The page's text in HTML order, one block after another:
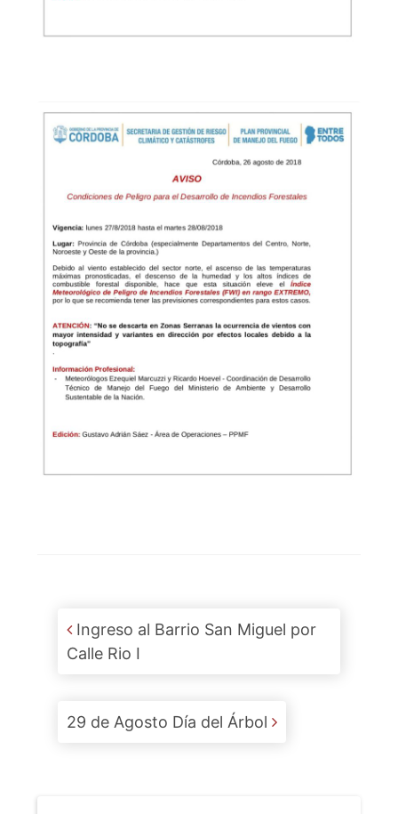
Post navigation
Ingreso al Barrio San Miguel por
Calle Rio I
29 de Agosto Día del Árbol